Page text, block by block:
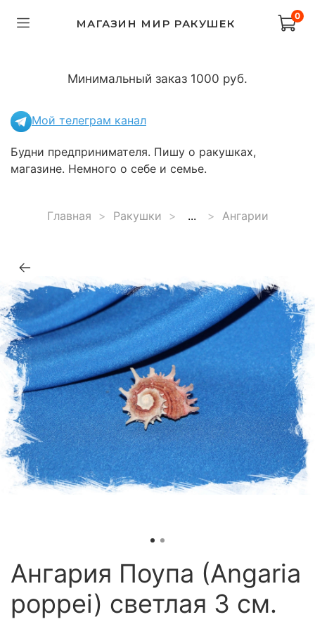
МАГАЗИН МИР РАКУШЕК
0
Минимальный заказ 1000 руб.
Мой телеграм канал
Будни предпринимателя. Пишу о ракушках,
магазине. Немного о себе и семье.
Главная Ракушки ... Ангарии
Ангария Поупа (Angaria
poppei) светлая 3 см.